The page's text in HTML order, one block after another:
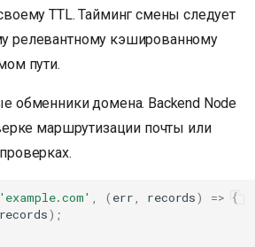
TTL. Тайминг смены следует
релевантному кэшированному
пути.
обменники домена. Backend Node
маршрутизации почты или
'example.com' ( err records) => {
records);